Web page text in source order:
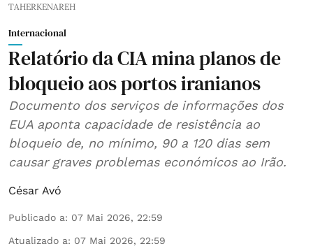
TAHERKENAREH
Internacional
Relatório da CIA mina planos de
bloqueio aos portos iranianos
Documento dos serviços de informações dos
EUA aponta capacidade de resistência ao
bloqueio de, no mínimo, 90 a 120 dias sem
causar graves problemas económicos ao Irão.
César Avó
Publicado a: 07 Mai 2026, 22:59
Atualizado a: 07 Mai 2026, 22:59